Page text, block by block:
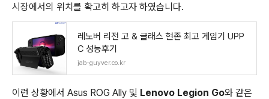
시장에서의 위치를 확고히 하고자 하였습니다.
레노버 리전 고 & 글래스 현존 최고 게임기 UPP
C 성능후기
jab-guyver.co.kr
이런 상황에서 Asus ROG Ally 및 Lenovo Legion Go와 같은